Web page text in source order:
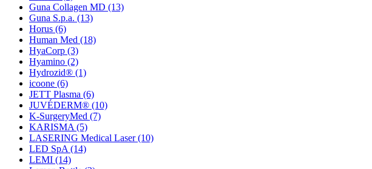
Guna Collagen MD (13)
Guna S.p.a. (13)
Horus (6)
Human Med (18)
HyaCorp (3)
Hyamino (2)
Hydrozid® (1)
icoone (6)
JETT Plasma (6)
JUVÉDERM® (10)
K-SurgeryMed (7)
KARISMA (5)
LASERING Medical Laser(10)
LED SpA (14)
LEMI (14)